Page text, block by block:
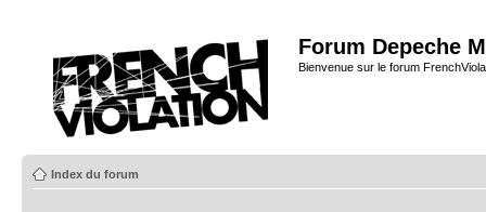
Forum Depeche
Bienvenue sur le forum
Index du forum